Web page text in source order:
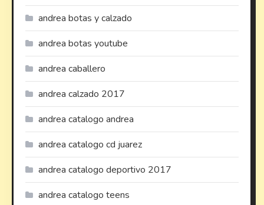
andrea botas y calzado
andrea botas youtube
andrea caballero
andrea calzado 2017
andrea catalogo andrea
andrea catalogo cd juarez
andrea catalogo deportivo 2017
andrea catalogo teens